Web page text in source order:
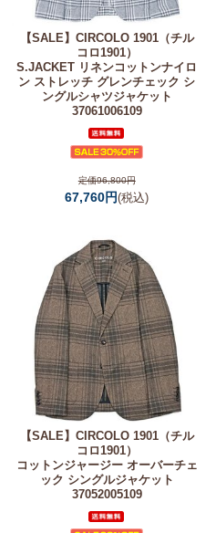
【SALE】 CIRCOLO 1901（チル
コロ1901）
S.JACKET リネンコットンナイロ
ン ストレッチ グレンチェック シ
ングルシャツジャケット
37061006109
定価96,800円
67,760円(税込)
【SALE】 CIRCOLO 1901（チル
コロ1901）
コットンジャージー オーバーチェ
ック シングルジャケット
37052005109